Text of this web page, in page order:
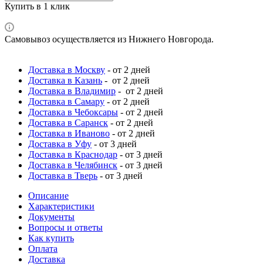
Купить в 1 клик
Самовывоз осуществляется из Нижнего Новгорода.
Доставка в Москву - от 2 дней
Доставка в Казань - от 2 дней
Доставка в Владимир - от 2 дней
Доставка в Самару - от 2 дней
Доставка в Чебоксары - от 2 дней
Доставка в Саранск - от 2 дней
Доставка в Иваново - от 2 дней
Доставка в Уфу - от 3 дней
Доставка в Краснодар - от 3 дней
Доставка в Челябинск - от 3 дней
Доставка в Тверь - от 3 дней
Описание
Характеристики
Документы
Вопросы и ответы
Как купить
Оплата
Доставка